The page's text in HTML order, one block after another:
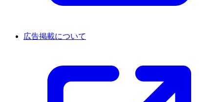
広告掲載について